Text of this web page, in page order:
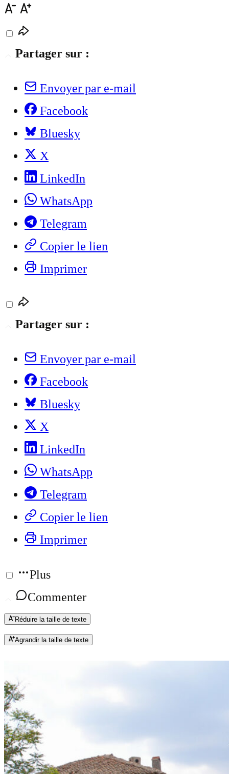
Partager sur :
Envoyer par e-mail
Facebook
Bluesky
X
LinkedIn
WhatsApp
Telegram
Copier le lien
Imprimer
Partager sur :
Envoyer par e-mail
Facebook
Bluesky
X
LinkedIn
WhatsApp
Telegram
Copier le lien
Imprimer
Plus
Commenter
Réduire la taille de texte
Agrandir la taille de texte